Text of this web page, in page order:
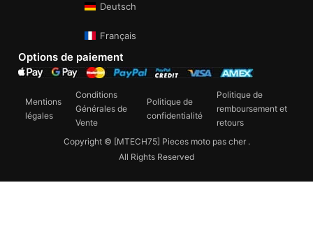
Deutsch
Français
Options de paiement
Copyright © [MTECH75] Pieces moto pas cher .
All Rights Reserved
Mentions
légales
Conditions
Générales de
Vente
Politique de
confidentialité
Politique de
remboursement et
retours